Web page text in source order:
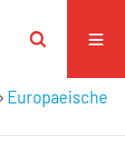
Europaeische